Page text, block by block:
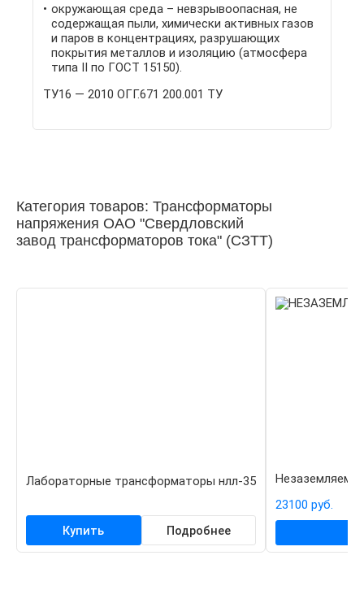
окружающая среда – невзрывоопасная, не
содержащая пыли, химически активных газов
и паров в концентрациях, разрушающих
покрытия металлов и изоляцию (атмосфера
типа II по ГОСТ 15150).
ТУ16 — 2010 ОГГ.671 200.001 ТУ
Категория товаров: Трансформаторы
напряжения ОАО "Свердловский
завод трансформаторов тока" (СЗТТ)
Лабораторные трансформаторы нлл-35
Купить Подробнее
23100 руб.